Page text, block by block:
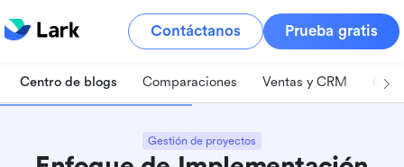
Contáctanos Prueba gratis
Centro de blogs Comparaciones Ventas y CRM
Gestión de proyectos